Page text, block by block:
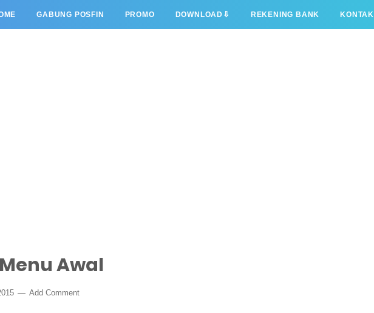
GABUNG POSFIN PROMO DOWNLOAD ⇩ REKENING BANK KONTAK
Awal
Add Comment